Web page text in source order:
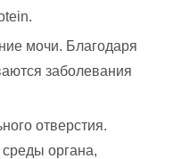
мочи. Благодаря
заболевания
отверстия.
органа,